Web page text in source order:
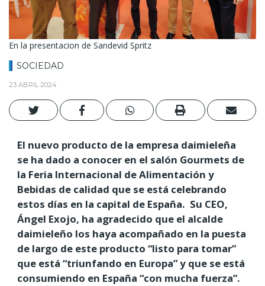
En la presentacion de Sandevid Spritz
SOCIEDAD
23 ABRIL 2024
El nuevo producto de la empresa daimieleña
se ha dado a conocer en el salón Gourmets de
la Feria Internacional de Alimentación y
Bebidas de calidad que se está celebrando
estos días en la capital de España. Su CEO,
Ángel Exojo, ha agradecido que el alcalde
daimieleño los haya acompañado en la puesta
de largo de este producto “listo para tomar”
que está “triunfando en Europa” y que se está
consumiendo en España “con mucha fuerza”.